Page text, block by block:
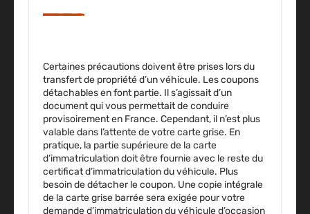
Certaines précautions doivent être prises lors du
transfert de propriété d’un véhicule. Les coupons
détachables en font partie. Il s’agissait d’un
document qui vous permettait de conduire
provisoirement en France. Cependant, il n’est plus
valable dans l’attente de votre carte grise. En
pratique, la partie supérieure de la carte
d’immatriculation doit être fournie avec le reste du
certificat d’immatriculation du véhicule. Plus
besoin de détacher le coupon. Une copie intégrale
de la carte grise barrée sera exigée pour votre
demande d’immatriculation du véhicule d’occasion